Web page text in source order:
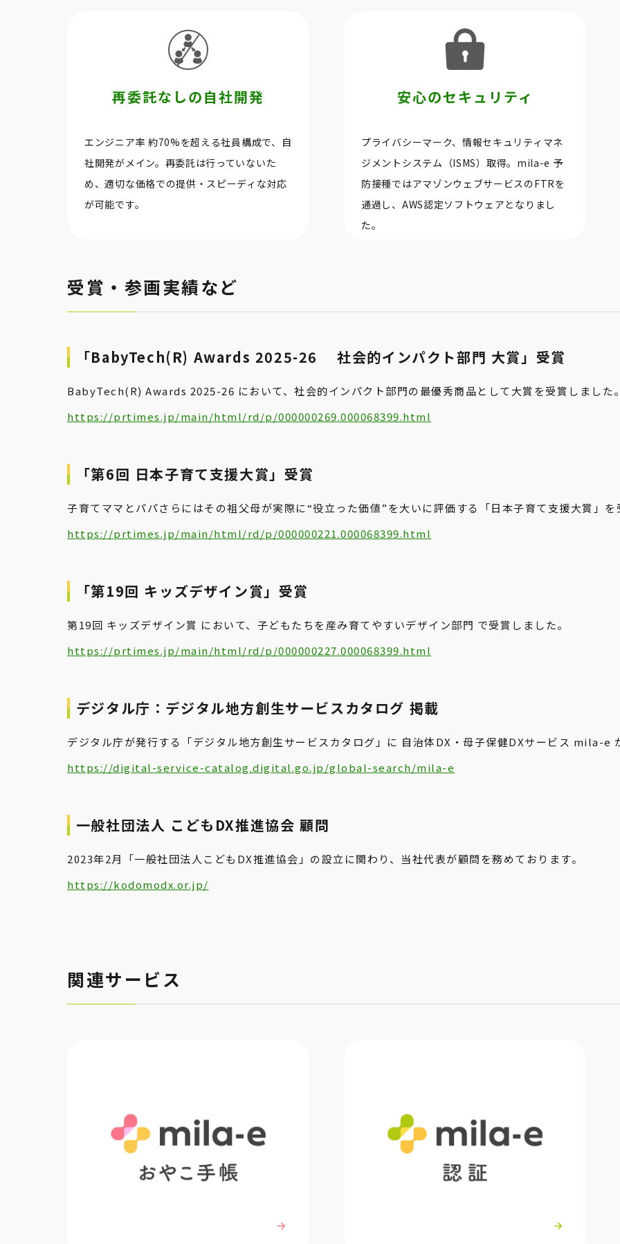
再委託なしの自社開発
エンジニア率 約70%を超える社員構成で、自
社開発がメイン。再委託は行っていないた
め、適切な価格での提供・スピーディな対応
が可能です。
安心のセキュリティ
プライバシーマーク、情報セキュリティマネ
ジメントシステム（ISMS）取得。mila-e 予
防接種ではアマゾンウェブサービスのFTRを
通過し、AWS認定ソフトウェアとなりまし
た。
受賞・参画実績など
「BabyTech(R) Awards 2025-26 社会的インパクト部門 大賞」受賞
BabyTech(R) Awards 2025-26 において、社会的インパクト部門の最優秀商品として大賞を受賞しました。
https://prtimes.jp/main/html/rd/p/000000269.000068399.html
「第6回 日本子育て支援大賞」受賞
子育てママとパパさらにはその祖父母が実際に“役立った価値”を大いに評価する「日本子育て支援大賞」を
https://prtimes.jp/main/html/rd/p/000000221.000068399.html
「第19回 キッズデザイン賞」受賞
第19回 キッズデザイン賞 において、子どもたちを産み育てやすいデザイン部門 で受賞しました。
https://prtimes.jp/main/html/rd/p/000000227.000068399.html
デジタル庁：デジタル地方創生サービスカタログ 掲載
デジタル庁が発行する「デジタル地方創生サービスカタログ」に 自治体DX・母子保健DXサービス mila-e
https://digital-service-catalog.digital.go.jp/global-search/mila-e
一般社団法人 こどもDX推進協会 顧問
2023年2月「一般社団法人こどもDX推進協会」の設立に関わり、当社代表が顧問を務めております。
https://kodomodx.or.jp/
関連サービス